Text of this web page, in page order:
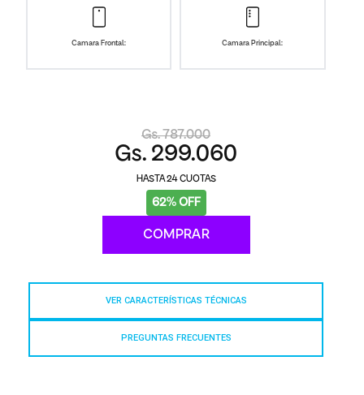
Camara Frontal: Camara Principal:
Gs. 787.000
Gs. 299.060
24
62% OFF
COMPRAR
VER CARACTERÍSTICAS TÉCNICAS
PREGUNTAS FRECUENTES